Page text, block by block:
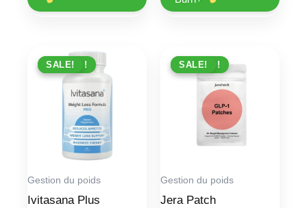
PROMO !
SALE!
Gestion du poids
Ivitasana Plus
PROMO !
SALE!
Gestion du poids
Jera Patch